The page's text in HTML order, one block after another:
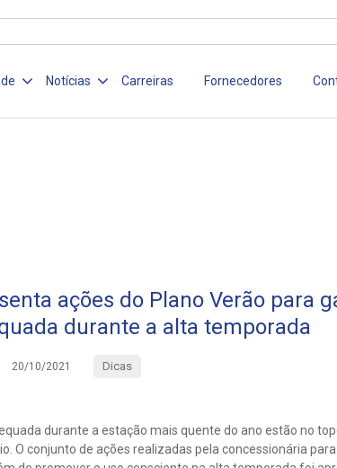
Notícias Carreiras Fornecedores
ações do Plano Verão para
durante a alta temporada
20/10/2021 Dicas
durante a estação mais quente do ano estão no
O conjunto de ações realizadas pela concessionária